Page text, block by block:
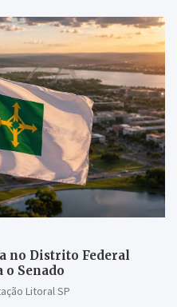
no Distrito Federal
o Senado
Litoral SP